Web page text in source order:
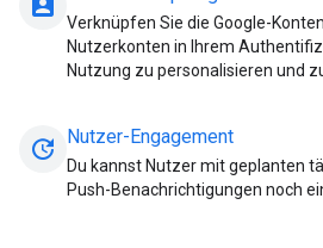
account_box
Verknüpfen Sie die Google-
Nutzerkonten in Ihrem
Nutzung zu personalisieren und
update Nutzer-Engagement
Du kannst Nutzer mit geplanten
Push-Benachrichtigungen noch